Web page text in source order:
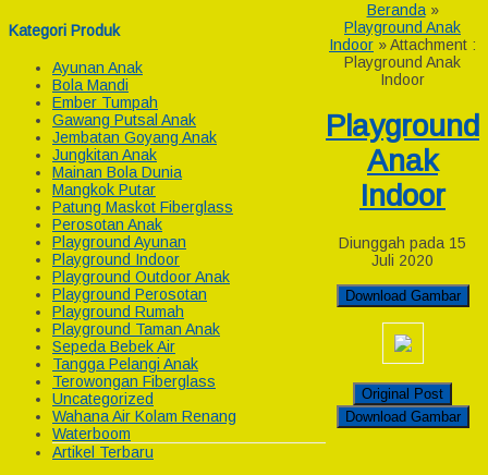
Kategori Produk
Ayunan Anak
Bola Mandi
Ember Tumpah
Gawang Putsal Anak
Jembatan Goyang Anak
Jungkitan Anak
Mainan Bola Dunia
Mangkok Putar
Patung Maskot Fiberglass
Perosotan Anak
Playground Ayunan
Playground Indoor
Playground Outdoor Anak
Playground Perosotan
Playground Rumah
Playground Taman Anak
Sepeda Bebek Air
Tangga Pelangi Anak
Terowongan Fiberglass
Uncategorized
Wahana Air Kolam Renang
Waterboom
Artikel Terbaru
Beranda»
Playground Anak
Indoor » Attachment :
Playground Anak
Indoor
Playground
Anak
Indoor
Diunggah pada 15
Juli 2020
Download Gambar
Original Post
Download Gambar